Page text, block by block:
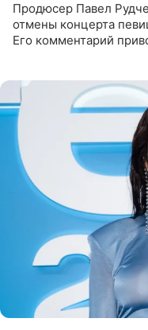
Продюсер Павел
отмены концерта
Его комментарий